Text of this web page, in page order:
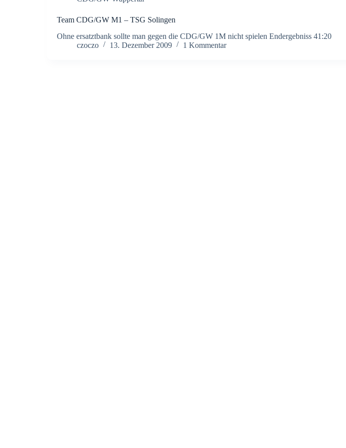
Team CDG/GW M1 – TSG Solingen
Ohne ersatztbank sollte man gegen die CDG/GW 1M nicht spielen Endergebniss 41:20
czoczo
13. Dezember 2009 1 Kommentar